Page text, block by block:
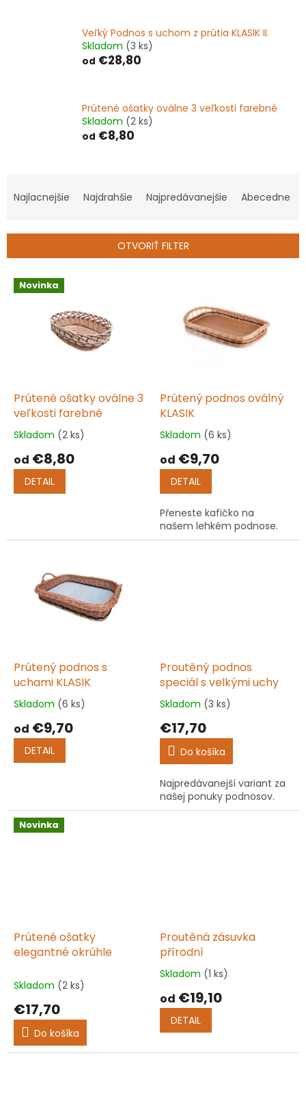
Veľký Podnos s uchom z prútia KLASIK II.
Skladom (3 ks)
od €28,80
Prútené ošatky oválne 3 veľkosti farebné
Skladom (2 ks)
od €8,80
a
i
o
Najlacnejšie Najdrahšie Najpredávanejšie Abecedne
OTVORIŤ FILTER
V
d
u
o
Novinka
Prútené ošatky oválne 3
veľkosti farebné
Priemerné
produktu
5,0
Skladom (2 ks)
od €8,80
DETAIL
Prútený podnos oválný
KLASIK
Priemerné
produktu
5,0
5
hviezdičiek.
Skladom (6 ks)
od €9,70
DETAIL
Přeneste kafičko na
našem lehkém podnose.
Prútený podnos s
uchami KLASIK
Priemerné
produktu
5,0
Skladom (6 ks)
od €9,70
DETAIL
Proutěný podnos
speciál s velkými uchy
Priemerné
produktu
5,0
5
hviezdičiek.
Skladom (3 ks)
€17,70
Do košíka
Najpredávanejší variant za
našej ponuky podnosov.
Novinka
Prútené ošatky
elegantné okrúhle
Skladom (2 ks)
€17,70
Do košíka
Proutěná zásuvka
přírodní
Priemerné
produktu
5,0
5
Skladom (1 ks)
od €19,10
DETAIL